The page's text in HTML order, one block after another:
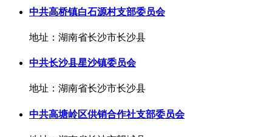
中共高桥镇白石源村支部委员会
地址：湖南省长沙市长沙县
中共长沙县星沙镇委员会
地址：湖南省长沙市长沙县
中共高塘岭区供销合作社支部委员会